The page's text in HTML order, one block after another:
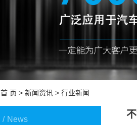
首 页 > 新闻资讯 > 行业新闻
News